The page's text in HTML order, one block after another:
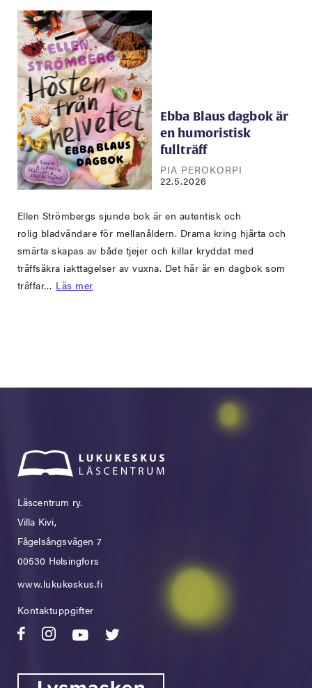
Ebba Blaus dagbok är
en humoristisk
fullträff
PIA PEROKORPI
22.5.2026
Ellen Strömbergs sjunde bok är en autentisk och
rolig bladvändare för mellanåldern. Drama kring hjärta och
smärta skapas av både tjejer och killar kryddat med
träffsäkra iakttagelser av vuxna. Det här är en dagbok som
träffar… Läs mer
Läscentrum ry.
Villa Kivi,
Fågelsångsvägen 7
00530 Helsingfors
www.lukukeskus.fi
Kontaktuppgifter